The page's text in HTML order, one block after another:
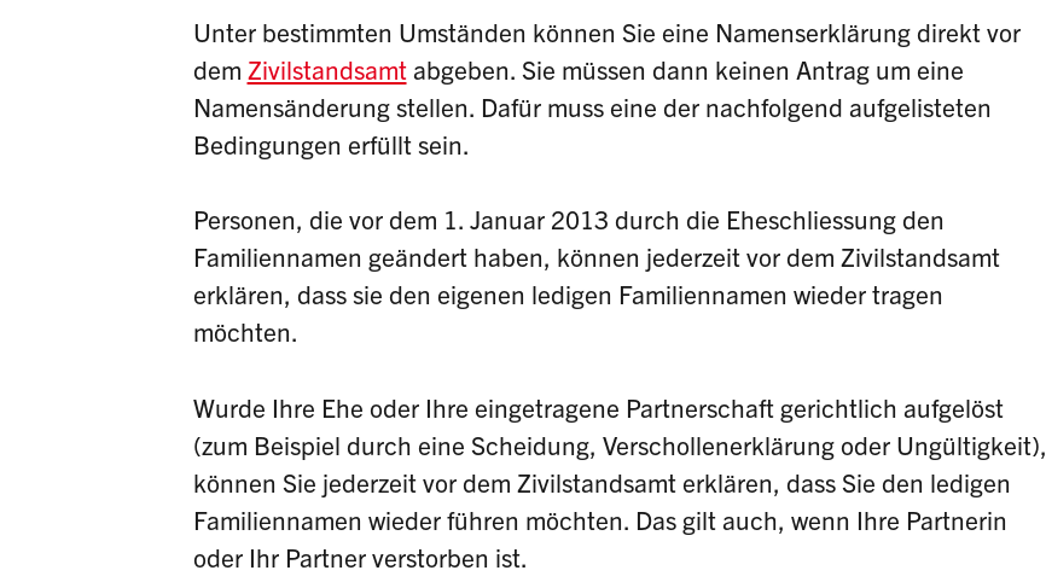
Unter bestimmten Umständen können Sie eine Namenserklärung direkt vor
dem Zivilstandsamtabgeben. Sie müssen dann keinen Antrag um eine
Namensänderung stellen. Dafür muss eine der nachfolgend aufgelisteten
Bedingungen erfüllt sein.
Personen, die vor dem 1. Januar 2013 durch die Eheschliessung den
Familiennamen geändert haben, können jederzeit vor dem Zivilstandsamt
erklären, dass sie den eigenen ledigen Familiennamen wieder tragen
möchten.
Wurde Ihre Ehe oder Ihre eingetragene Partnerschaft gerichtlich aufgelöst
(zum Beispiel durch eine Scheidung, Verschollenerklärung oder Ungültigkeit),
können Sie jederzeit vor dem Zivilstandsamt erklären, dass Sie den ledigen
Familiennamen wieder führen möchten. Das gilt auch, wenn Ihre Partnerin
oder Ihr Partner verstorben ist.